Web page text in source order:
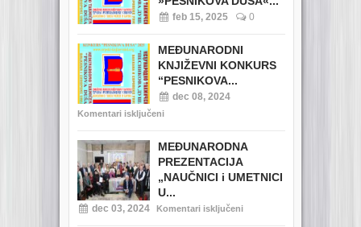
feb 15, 2025 0
MEĐUNARODNI
KNJIŽEVNI KONKURS
“PESNIKOVA...
dec 08, 2024
Komentari isključeni
MEĐUNARODNA
PREZENTACIJA
„NAUČNICI i UMETNICI
U...
dec 03, 2024 Komentari isključeni